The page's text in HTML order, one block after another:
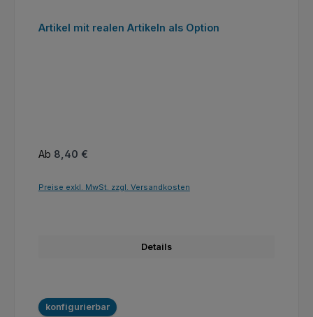
Artikel mit realen Artikeln als Option
Regulärer Preis:
Ab 8,40 €
Preise exkl. MwSt. zzgl. Versandkosten
Details
konfigurierbar